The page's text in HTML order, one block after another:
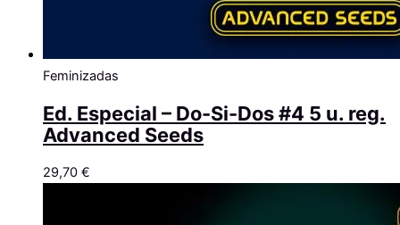
Feminizadas
Ed. Especial – Do-Si-Dos #4 5 u. reg.
Advanced Seeds
29,70 €